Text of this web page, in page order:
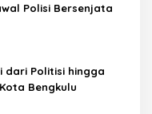
Polisi Bersenjata
dari Politisi hingga
Bengkulu